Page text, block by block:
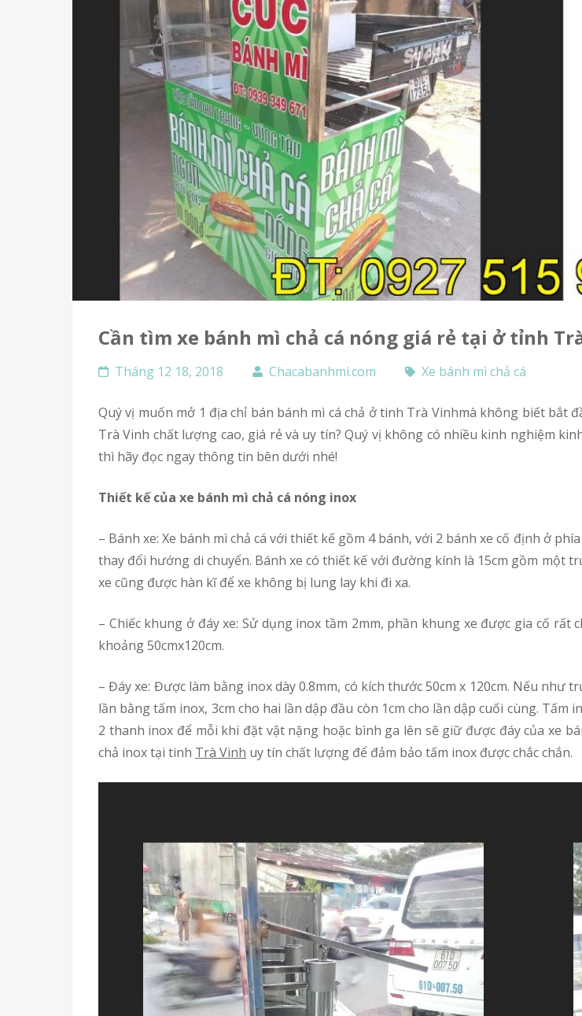
Cần tìm xe bánh mì chả cá nóng giá rẻ tại ở tỉnh
Tháng 12 18, 2018 Chacabanhmi.com Xe bánh mì chả cá
Quý vị muốn mở 1 địa chỉ bán bánh mì cá chả ở tinh Trà Vinhmà không biết bắt đầu từ đâu? Bạn đang cần mua xe bán bánh mì chả cá inox ở tinh
Trà Vinh chất lượng cao, giá rẻ và uy tín? Quý vị không có nhiều kinh nghiệm
thì hãy đọc ngay thông tin bên dưới nhé!
Thiết kế của xe bánh mì chả cá nóng inox
– Bánh xe: Xe bánh mì chả cá với thiết kế gồm 4 bánh, với 2 bánh xe cố định ở phía trục chính và 2 bánh có thêm trục xoay giúp xe bánh mì dễ dàng
thay đổi hướng di chuyển. Bánh xe có thiết kế với đường kính là 15cm gồm một
xe cũng được hàn kĩ để xe không bị lung lay khi đi xa.
– Chiếc khung ở đáy xe: Sử dụng inox tầm 2mm, phần khung xe được gia cố rất chắc chắn do được hàn kĩ ở các thanh. Kích thước được dùng vào
khoảng 50cmx120cm.
– Đáy xe: Được làm bằng inox dày 0.8mm, có kích thước 50cm x 120cm. Nếu như trước đây khi làm đáy xe rất sơ xài thì hiện nay với tấm được dập 3
lần bằng tấm inox, 3cm cho hai lần dập đầu còn 1cm cho lần dập cuối cùng.
2 thanh inox để mỗi khi đặt vật nặng hoặc bình ga lên sẽ giữ được đáy của xe
chả inox tại tinh Trà Vinh uy tín chất lượng để đảm bảo tấm inox được chắc chắn.